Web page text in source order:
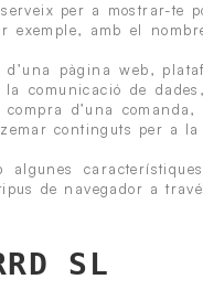
per a mostrar-te
amb el
pàgina web,
comunicació de
d’una
continguts per a
de navegador a
SL